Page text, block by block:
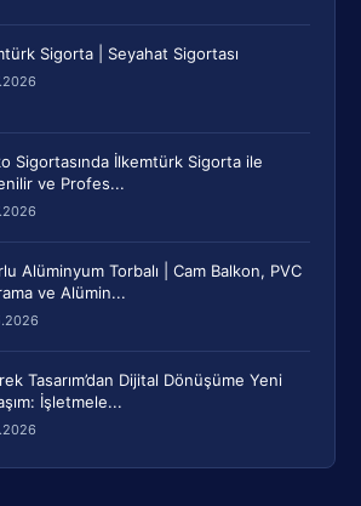
Sigorta | Seyahat Sigortası
Sigortasında İlkemtürk Sigorta ile
ve Profes...
Alüminyum Torbalı | Cam Balkon, PVC
ve Alümin...
Tasarım’dan Dijital Dönüşüme Yeni
İşletmele...